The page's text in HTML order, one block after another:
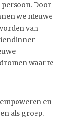
Door
we nieuwe
van
waar te
en
als groep.